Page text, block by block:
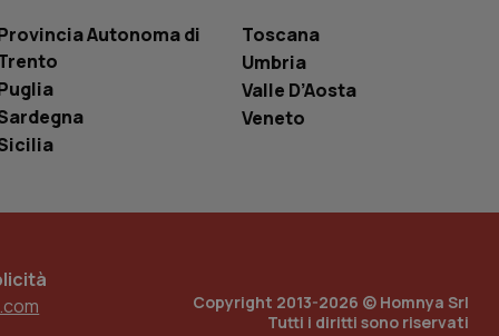
Autonoma di
Toscana
Umbria
Valle D’Aosta
Veneto
Copyright 2013-2026 © Homnya Srl
Tutti i diritti sono riservati
numero
in cui viene
sito, ma un
di accesso per
Analytics
per mantenere
incorporati
del sito web sta
di